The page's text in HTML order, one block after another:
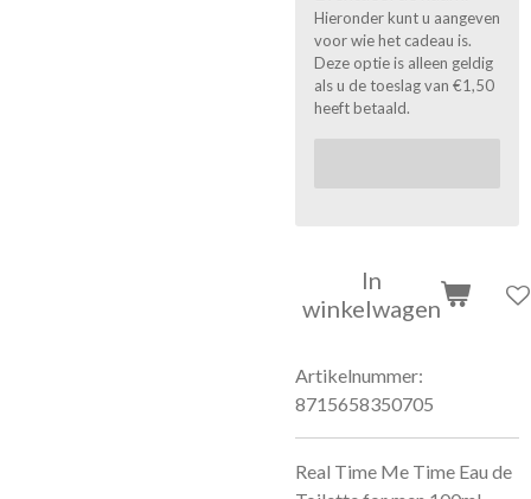
Hieronder kunt u aangeven
voor wie het cadeau is.
Deze optie is alleen geldig
als u de toeslag van €1,50
heeft betaald.
In
winkelwagen
Artikelnummer:
8715658350705
Real Time Me Time Eau de